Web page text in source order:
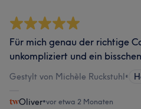
Für mich genau der richtige
unkompliziert und ein
Gestylt von Michèle Ruckstuhl•
Oliver•vor etwa 2 Monaten